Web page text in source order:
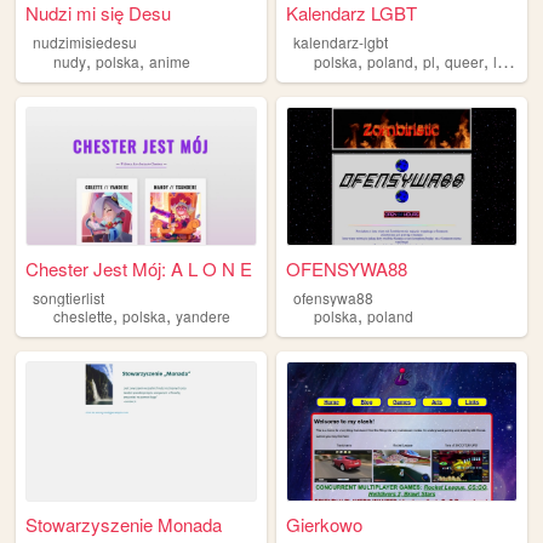
Nudzi mi się Desu
nudzimisiedesu
nudy, polska, anime
Kalendarz LGBT
kalendarz-lgbt
polska,poland,pl,queer,lgbt
Chester Jest Mój: A L O N E
songtierlist
cheslette, polska, yandere
OFENSYWA88
ofensywa88
polska,poland
Stowarzyszenie Monada Gierkowo